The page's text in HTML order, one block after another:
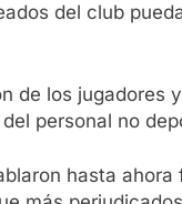
del club
los
personal no
hasta